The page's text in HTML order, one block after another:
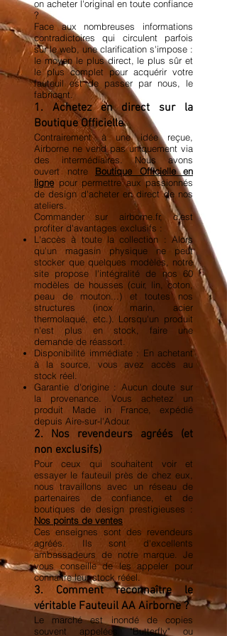
on acheter l'original en toute confiance
?
Face aux nombreuses informations
contradictoires qui circulent parfois
sur le web, une clarification s'impose :
le moyen le plus direct, le plus sûr et
le plus complet pour acquérir votre
fauteuil est de passer par nous, le
fabricant.
1. Achetez en direct sur la
Boutique Officielle
Contrairement à une idée reçue,
Airborne ne vend pas uniquement via
des intermédiaires. Nous avons
ouvert notre Boutique Officielle en
ligne pour permettre aux passionnés
de design d'acheter en direct de nos
ateliers.
Commander sur airborne.fr, c'est
profiter d'avantages exclusifs :
L'accès à toute la collection : Alors
qu'un magasin physique ne peut
stocker que quelques modèles, notre
site propose l'intégralité de nos 60
modèles de housses (cuir, lin, coton,
peau de mouton...) et toutes nos
structures (inox marin, acier
thermolaqué, etc.). Lorsqu'un produit
n'est plus en stock, faire une
demande de réassort.
Disponibilité immédiate : En achetant
à la source, vous avez accès au
stock réel.
Garantie d'origine : Aucun doute sur
la provenance. Vous achetez un
produit Made in France, expédié
depuis Aire-sur-l'Adour.
2. Nos revendeurs agréés (et
non exclusifs)
Pour ceux qui souhaitent voir et
essayer le fauteuil près de chez eux,
nous travaillons avec un réseau de
partenaires de confiance, et de
boutiques de design prestigieuses :
Nos points de ventes
Ces enseignes sont des revendeurs
agréés. Ils sont d'excellents
ambassadeurs de notre marque. Je
vous conseille de les appeler pour
connaitre leur stock rééel.
3. Comment reconnaître le
véritable Fauteuil AA Airborne ?
Le marché est inondé de copies
souvent appelées "Butterfly" ou